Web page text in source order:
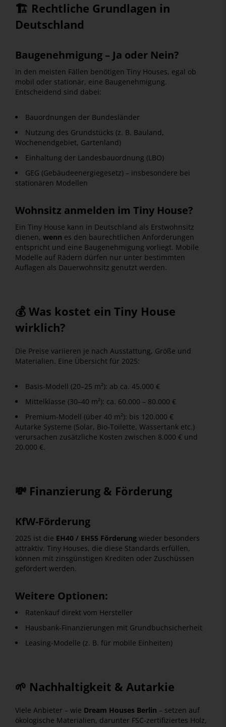
🏗️ Rechtliche Grundlagen in
Deutschland
Baugenehmigung – Ja oder Nein?
In den meisten Fällen benötigen Tiny Houses, egal ob
mobil oder stationär, eine Baugenehmigung.
Entscheidend sind dabei:
Bauordnungen der Bundesländer
Nutzung des Grundstücks (z. B. Bauland,
Wochenendgebiet, Gartenland)
Einhaltung der Landesbauordnung (LBO)
GEG (Gebäudeenergiegesetz) – insbesondere bei
stationären Modellen
Wohnsitz anmelden im Tiny House?
Ein Tiny House kann in Deutschland als Erstwohnsitz
dienen, wenn es den baurechtlichen Anforderungen
entspricht und eine Baugenehmigung vorliegt. Mobile
Modelle auf Rädern dürfen nur unter bestimmten
Auflagen als Dauerwohnsitz genutzt werden.
💰 Was kostet ein Tiny House
wirklich?
Die Preise variieren je nach Ausstattung, Größe und
Materialien. Eine Übersicht für 2025:
Basis-Modell (20–25 m²): ab ca. 45.000 €
Mittelklasse (30–40 m²): ca. 60.000 – 80.000 €
Premium-Modell (über 40 m²): bis 120.000 €
Autarke Systeme (Solar, Bio-Toilette, Wassertank etc.)
verursachen zusätzliche Kosten zwischen 8.000 € und
20.000 €.
💸 Finanzierung & Förderung
KfW-Förderung
2025 ist die EH40 / EH55 Förderung wieder besonders
attraktiv. Tiny Houses, die diese Standards erfüllen,
können mit zinsgünstigen Krediten oder Zuschüssen
gefördert werden.
Weitere Optionen:
Ratenkauf direkt vom Hersteller
Hausbank-Finanzierungen mit Grundbuchsicherheit
Leasing-Modelle (z. B. für mobile Einheiten)
🌱 Nachhaltigkeit & Autarkie
Viele Anbieter – wie Dream Houses Berlin – setzen auf
ökologische Materialien, darunter FSC-zertifiziertes Holz,